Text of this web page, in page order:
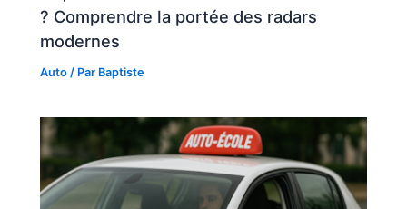
? Comprendre la portée des radars
modernes
Auto / Par Baptiste